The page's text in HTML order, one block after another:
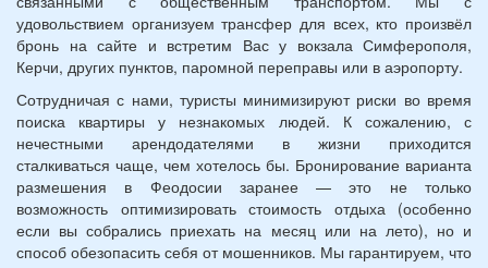
удовольствием организуем трансфер для всех, кто произвёл
бронь на сайте и встретим Вас у вокзала Симферополя,
Керчи, других пунктов, паромной переправы или в аэропорту.
Сотрудничая с нами, туристы минимизируют риски во время
поиска квартиры у незнакомых людей. К сожалению, с
нечестными арендодателями в жизни приходится
сталкиваться чаще, чем хотелось бы. Бронирование варианта
размешения в Феодосии заранее — это не только
возможность оптимизировать стоимость отдыха (особенно
если вы собрались приехать на месяц или на лето), но и
способ обезопасить себя от мошенников. Мы гарантируем, что